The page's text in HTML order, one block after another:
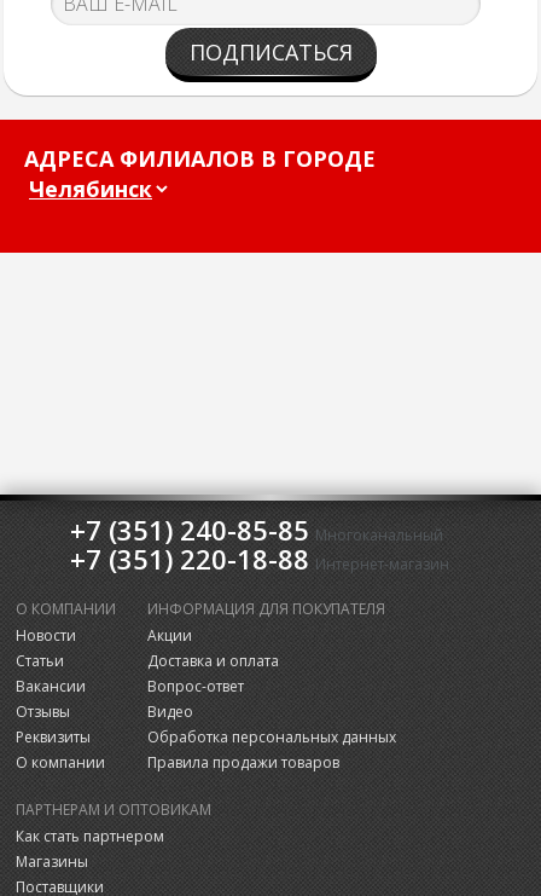
ПОДПИСАТЬСЯ
АДРЕСА ФИЛИАЛОВ В ГОРОДЕ
+7 (351) 240-85-85 Многоканальный
+7 (351) 220-18-88 Интернет-магазин
О КОМПАНИИ
Новости
Статьи
Вакансии
Отзывы
Реквизиты
О компании
ИНФОРМАЦИЯ ДЛЯ ПОКУПАТЕЛЯ
Акции
Доставка и оплата
Вопрос-ответ
Видео
Обработка персональных данных
Правила продажи товаров
ПАРТНЕРАМ И ОПТОВИКАМ
Как стать партнером
Магазины
Поставщики